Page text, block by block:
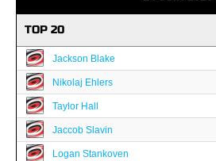
TOP 20
Jackson Blake
Nikolaj Ehlers
Taylor Hall
Jaccob Slavin
Logan Stankoven